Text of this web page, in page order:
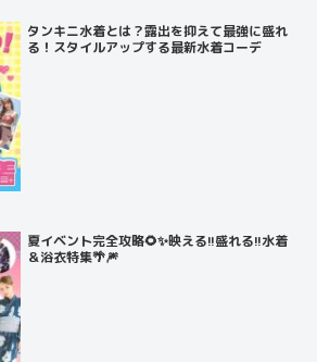
タンキニ水着とは？露出を抑えて最強に盛れ
る！スタイルアップする最新水着コーデ
夏イベント完全攻略🌻✨映える!!盛れる!!水着
＆浴衣特集🌴🎆